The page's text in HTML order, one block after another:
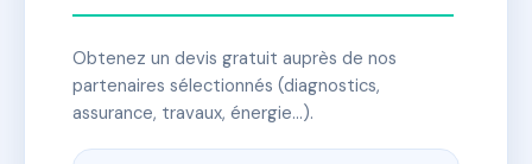
Obtenez un devis gratuit auprès de nos
partenaires sélectionnés (diagnostics,
assurance, travaux, énergie…).